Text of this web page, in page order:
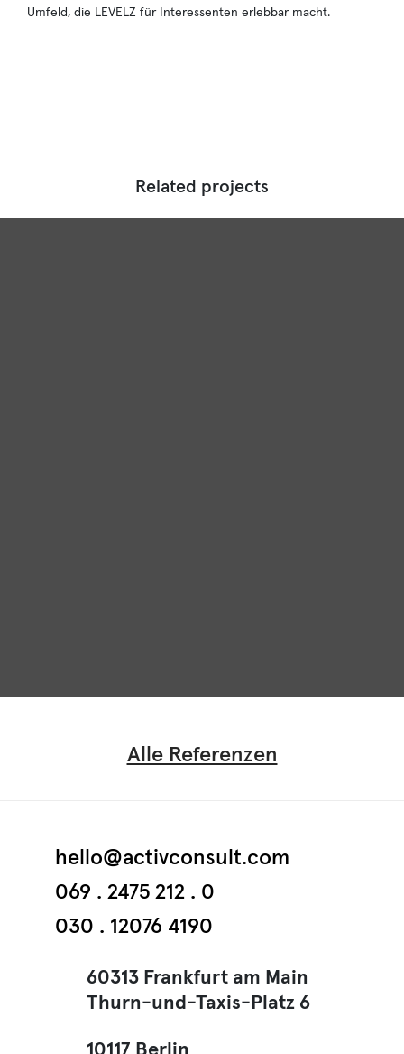
Umfeld, die LEVELZ für Interessenten erlebbar macht.
Related projects
Alle Referenzen
hello@activconsult.com
069 . 2475 212 . 0
030 . 12076 4190
60313 Frankfurt am Main
Thurn-und-Taxis-Platz 6
10117 Berlin